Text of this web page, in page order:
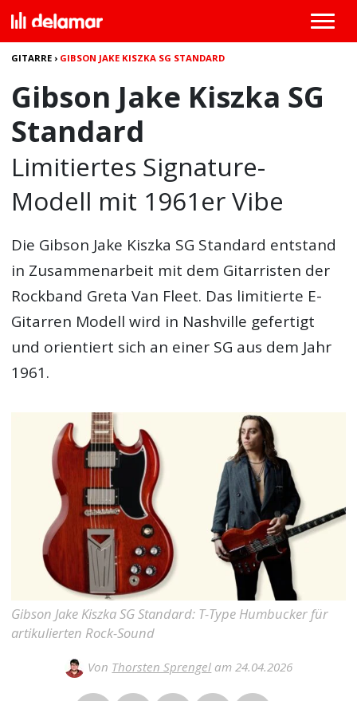
GITARRE › GIBSON JAKE KISZKA SG STANDARD
Gibson Jake Kiszka SG
Standard
Limitiertes Signature-
Modell mit 1961er Vibe
Die Gibson Jake Kiszka SG Standard entstand
in Zusammenarbeit mit dem Gitarristen der
Rockband Greta Van Fleet. Das limitierte E-
Gitarren Modell wird in Nashville gefertigt
und orientiert sich an einer SG aus dem Jahr
1961.
Gibson Jake Kiszka SG Standard: T-Type Humbucker für
artikulierten Rock-Sound
Von Thorsten Sprengel am 24.04.2026